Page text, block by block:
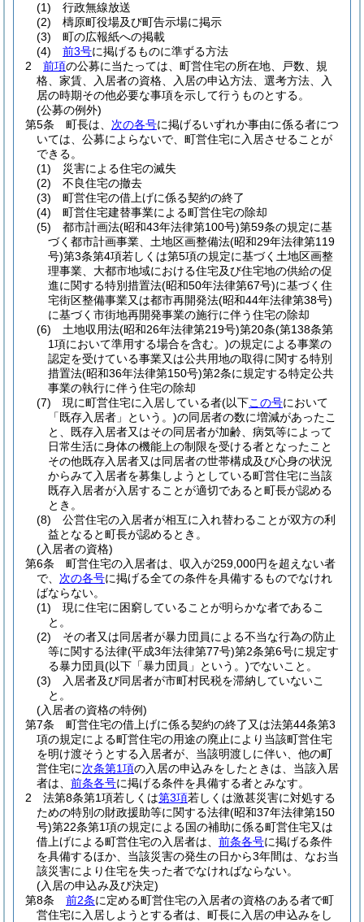
(1)
行政無線放送
(2)
檮原町役場及び町告示場に掲示
(3)
町の広報紙への掲載
(4)
前3号に掲げるものに準ずる方法
2
前項の公募に当たっては、町営住宅の所在地、戸数、規
格、家賃、入居者の資格、入居の申込方法、選考方法、入
居の時期その他必要な事項を示して行うものとする。
(公募の例外)
第5条
町長は、 次の各号に掲げるいずれか事由に係る者につ
いては、公募によらないで、町営住宅に入居させることが
できる。
(1)
災害による住宅の滅失
(2)
不良住宅の撤去
(3)
町営住宅の借上げに係る契約の終了
(4)
町営住宅建替事業による町営住宅の除却
(5)
都市計画法(昭和43年法律第100号)第59条の規定に基
づく都市計画事業、土地区画整備法(昭和29年法律第119
号)第3条第4項若しくは第5項の規定に基づく土地区画整
理事業、大都市地域における住宅及び住宅地の供給の促
進に関する特別措置法(昭和50年法律第67号)に基づく住
宅街区整備事業又は都市再開発法(昭和44年法律第38号)
に基づく市街地再開発事業の施行に伴う住宅の除却
(6)
土地収用法(昭和26年法律第219号)第20条(第138条第
1項において準用する場合を含む。)の規定による事業の
認定を受けている事業又は公共用地の取得に関する特別
措置法(昭和36年法律第150号)第2条に規定する特定公共
事業の執行に伴う住宅の除却
(7)
現に町営住宅に入居している者(以下この号において
「既存入居者」という。)の同居者の数に増減があったこ
と、既存入居者又はその同居者が加齢、病気等によって
日常生活に身体の機能上の制限を受ける者となったこと
その他既存入居者又は同居者の世帯構成及び心身の状況
からみて入居者を募集しようとしている町営住宅に当該
既存入居者が入居することが適切であると町長が認める
とき。
(8)
公営住宅の入居者が相互に入れ替わることが双方の利
益となると町長が認めるとき。
(入居者の資格)
第6条
町営住宅の入居者は、収入が259,000円を超えない者
で、 次の各号に掲げる全ての条件を具備するものでなけれ
ばならない。
(1)
現に住宅に困窮していることが明らかな者であるこ
と。
(2)
その者又は同居者が暴力団員による不当な行為の防止
等に関する法律(平成3年法律第77号)第2条第6号に規定す
る暴力団員(以下「暴力団員」という。)でないこと。
(3)
入居者及び同居者が市町村民税を滞納していないこ
と。
(入居者の資格の特例)
第7条
町営住宅の借上げに係る契約の終了又は法第44条第3
項の規定による町営住宅の用途の廃止により当該町営住宅
を明け渡そうとする入居者が、当該明渡しに伴い、他の町
営住宅に次条第1項の入居の申込みをしたときは、当該入居
者は、 前条各号に掲げる条件を具備する者とみなす。
2
法第8条第1項若しくは第3項若しくは激甚災害に対処する
ための特別の財政援助等に関する法律(昭和37年法律第150
号)第22条第1項の規定による国の補助に係る町営住宅又は
借上げによる町営住宅の入居者は、 前条各号に掲げる条件
を具備するほか、当該災害の発生の日から3年間は、なお当
該災害により住宅を失った者でなければならない。
(入居の申込み及び決定)
第8条
前2条に定める町営住宅の入居者の資格のある者で町
営住宅に入居しようとする者は、町長に入居の申込みをし